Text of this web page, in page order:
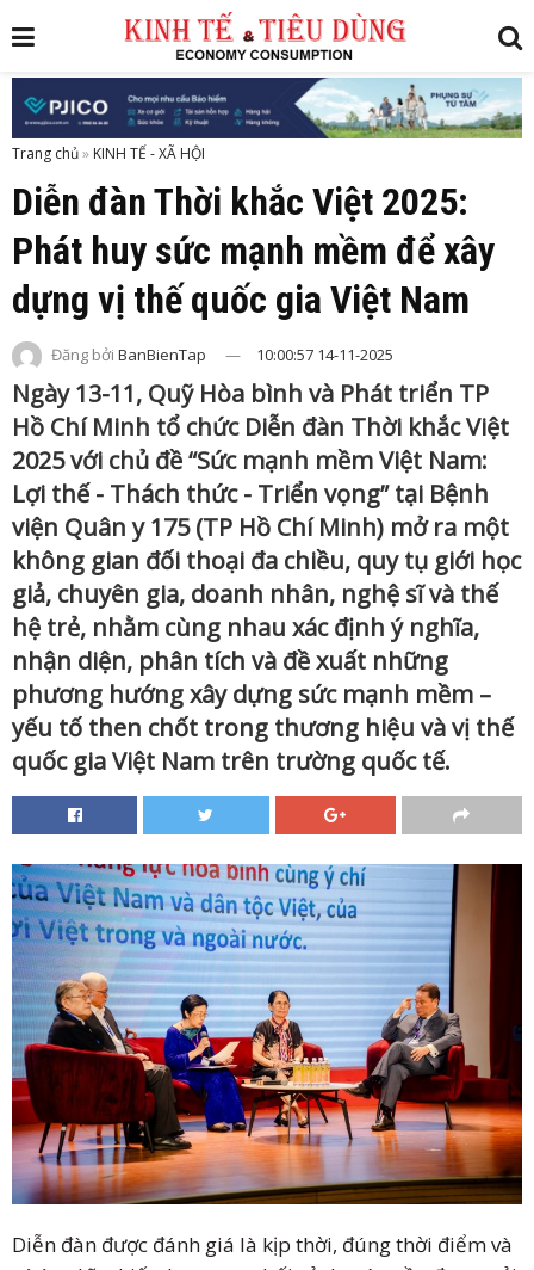
Trang chủ»
Diễn đàn Thời khắc Việt 2025:
Phát huy sức mạnh mềm để xây
dựng vị thế quốc gia Việt Nam
Đăng bởi BanBienTap 10:00:57 14-11-2025
Ngày 13-11, Quỹ Hòa bình và Phát triển TP
Hồ Chí Minh tổ chức Diễn đàn Thời khắc Việt
2025 với chủ đề “Sức mạnh mềm Việt Nam:
Lợi thế - Thách thức - Triển vọng” tại Bệnh
viện Quân y 175 (TP Hồ Chí Minh) mở ra một
không gian đối thoại đa chiều, quy tụ giới học
giả, chuyên gia, doanh nhân, nghệ sĩ và thế
hệ trẻ, nhằm cùng nhau xác định ý nghĩa,
nhận diện, phân tích và đề xuất những
phương hướng xây dựng sức mạnh mềm –
yếu tố then chốt trong thương hiệu và vị thế
quốc gia Việt Nam trên trường quốc tế.
Diễn đàn được đánh giá là kịp thời, đúng thời điểm và